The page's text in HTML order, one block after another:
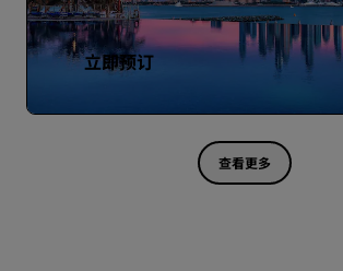
立即预订
查看更多